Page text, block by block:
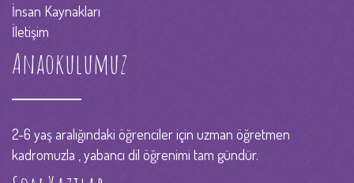
İnsan Kaynakları
İletişim
Anaokulumuz
2-6 yaş aralığındaki öğrenciler için uzman öğretmen
kadromuzla , yabancı dil öğrenimi tam gündür.